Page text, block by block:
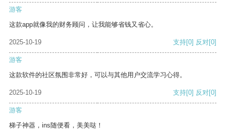
游客
这款app就像我的财务顾问，让我能够省钱又省心。
2025-10-19 支持[0] 反对[0]
游客
这款软件的社区氛围非常好，可以与其他用户交流学习心得。
2025-10-19 支持[0] 反对[0]
游客
梯子神器，ins随便看，美美哒！